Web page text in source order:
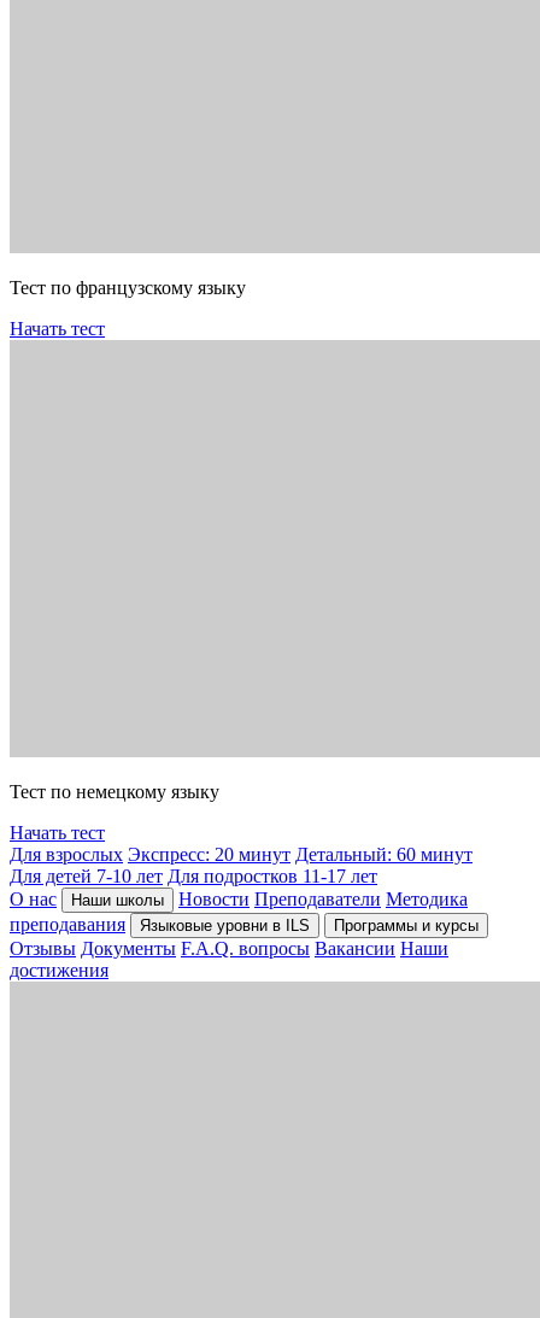
Тест по французскому языку
Начать тест
Тест по немецкому языку
Начать тест
Для взрослых Экспресс: 20 минут Детальный: 60 минут
Для детей 7-10 лет Для подростков 11-17 лет
О нас
Наши школы Новости Преподаватели Методика
преподавания
Языковые уровни в ILS Программы и курсы
Отзывы Документы F.A.Q. вопросы Вакансии Наши
достижения